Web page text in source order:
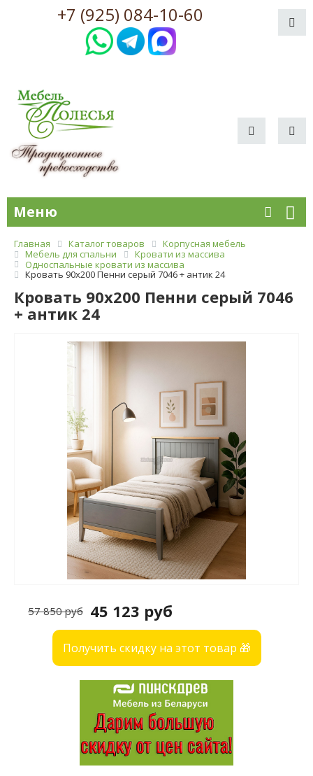
+7 (925) 084-10-60
Меню
Главная Каталог товаров
Корпусная мебель
Мебель для спальни
Кровати из массива
Односпальные кровати из массива
Кровать 90х200 Пенни серый 7046 + антик 24
Кровать 90х200 Пенни серый 7046
+ антик 24
45 123 руб
57 850 руб
Получить скидку на этот товар 🎁